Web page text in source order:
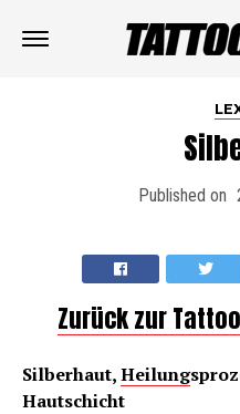
Published on
Zurück zur
Silberhaut,Heilung
Hautschicht